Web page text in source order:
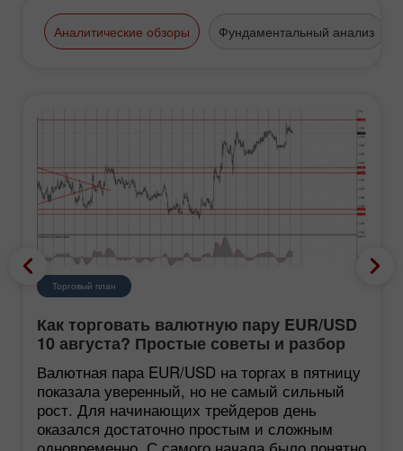
Аналитические обзоры Фундаментальный анализ
Торговый план
Как торговать валютную пару EUR/USD
10 августа? Простые советы и разбор
сделок для новичков
Валютная пара EUR/USD на торгах в пятницу
показала уверенный, но не самый сильный
рост. Для начинающих трейдеров день
оказался достаточно простым и сложным